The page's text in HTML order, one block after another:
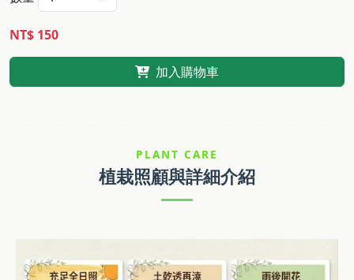
NT$ 150
加入購物車
PLANT CARE
植栽照顧與詳細介紹